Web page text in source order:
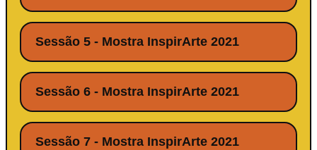
Sessão 5 - Mostra InspirArte 2021
Sessão 6 - Mostra InspirArte 2021
Sessão 7 - Mostra InspirArte 2021